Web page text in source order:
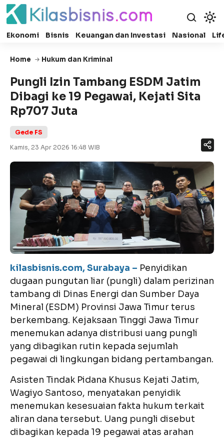
Ekonomi Bisnis Keuangan dan Investasi Nasional
Home Hukum dan Kriminal
Pungli Izin Tambang ESDM Jatim
Dibagi ke 19 Pegawai, Kejati Sita
Rp707 Juta
Gede FS
Kamis, 23 Apr 2026 16:48 WIB
kilasbisnis.com, Surabaya – Penyidikan
dugaan pungutan liar (pungli) dalam perizinan
tambang di Dinas Energi dan Sumber Daya
Mineral (ESDM) Provinsi Jawa Timur terus
berkembang. Kejaksaan Tinggi Jawa Timur
menemukan adanya distribusi uang pungli
yang dibagikan rutin kepada sejumlah
pegawai di lingkungan bidang pertambangan.
Asisten Tindak Pidana Khusus Kejati Jatim,
Wagiyo Santoso, menyatakan penyidik
menemukan kesesuaian fakta hukum terkait
aliran dana tersebut. Uang pungli disebut
dibagikan kepada 19 pegawai atas arahan